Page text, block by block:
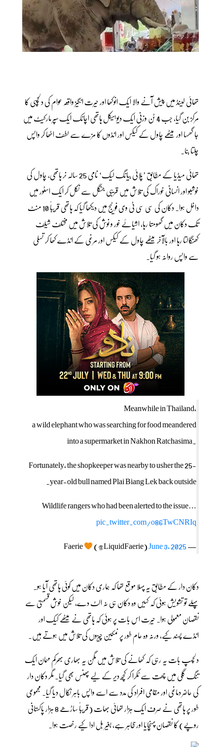
تھائی لینڈ میں پیش آنے والا ایک انوکھا اور حیرت انگیز واقعہ عوام کی دلچسپی کا
مرکز بن گیا، جب 4 ٹن وزنی ایک دیوہیکل ہاتھی اچانک ایک سپر مارکیٹ میں
جا گھسا اور میٹھے چاول کے کیکس اور انڈوں کا مزے سے لطف اٹھا کر واپس
چلتا بنا۔
تھائی میڈیا کے مطابق ’پلائی بیانگ لیک‘ نامی 25 سالہ نر ہاتھی، چاول کی
خوشبو اور انسانی خوراک کی تلاش میں قریبی جنگل سے نکل کر ایک اسٹور میں
داخل ہوا۔ دکان کی سی سی ٹی وی فوٹیج میں دیکھا گیا کہ ہاتھی قریباً 10 منٹ
تک دکان میں گھومتا رہا، اشیائے خور و نوش کی تلاش میں مختلف شیلف
کھنگالتا رہا اور بالآخر میٹھے چاول کے کیکس اور مرغی کے انڈے کھا کر تسلی
سے واپس روانہ ہو گیا۔
Meanwhile in Thailand,
a wild elephant who was searching for food meandered
into a supermarket in Nakhon Ratchasima.
Fortunately, the shopkeeper was nearby to usher the 25-
year-old bull named Plai Biang Lek back outside.
Wildlife rangers who had been alerted to the issue…
pic.twitter.com/o86TwCNRIq
— Faerie
(@LiquidFaerie)June 3, 2025
دکان دار کے مطابق یہ پہلا موقع تھا کہ ہماری دکان میں کوئی ہاتھی آیا ہو۔
پہلے تو تشویش ہوئی کہ کہیں وہ دکان ہی نہ الٹ دے، لیکن خوش قسمتی سے
نقصان معمولی ہوا۔ حیرت اس بات پر ہوئی کہ ہاتھی نے میٹھے کیک اور
انڈے پسند کیے، ورنہ وہ عام طور پر نمکین چیزوں کی تلاش میں ہوتے ہیں۔
دلچسپ بات یہ رہی کہ کھانے کی تلاش میں مگن یہ بھاری بھرکم مہمان ایک
تنگ گلی میں چھت سے ٹکرا کر کچھ دیر کے لیے پھنس بھی گیا۔ مگر دکان دار
کی حاضر دماغی اور مقامی افراد کی مدد سے اسے واپس باہر نکال دیا گیا۔ مجموعی
طور پر ہاتھی نے صرف ایک ہزار تھائی بھات (قریباً ساڑھے 8 ہزار پاکستانی
روپے) کا نقصان پہنچایا اور ظاہر ہے، بغیر بل ادا کیے رخصت ہوا۔